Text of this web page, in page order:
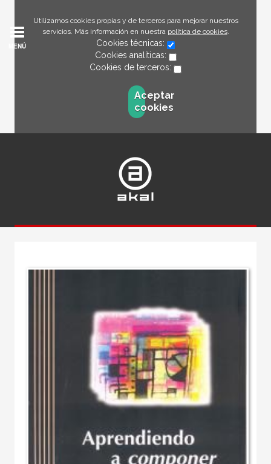
Utilizamos cookies propias y de terceros para mejorar nuestros
servicios. Más información en nuestra política de cookies.
Cookies técnicas:
Cookies analíticas:
Cookies de terceros:
Aceptar
cookies
MENÚ